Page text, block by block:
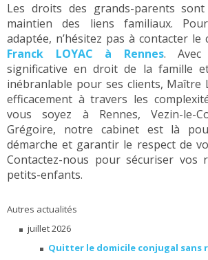
Les droits des grands-parents
maintien des liens familiaux.
adaptée, n’hésitez pas à contacter le
Franck LOYAC à Rennes. Avec
significative en droit de la famille
inébranlable pour ses clients, Maître
efficacement à travers les
vous soyez à Rennes, Vezin-le-
Grégoire, notre cabinet est là
démarche et garantir le respect de
Contactez-nous pour sécuriser vos
petits-enfants.
Autres actualités
juillet 2026
Quitter le domicile conjugal sans